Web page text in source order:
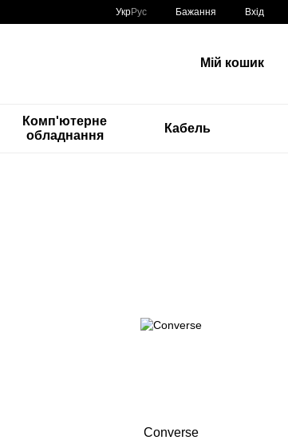
УкрРус Бажання Вхід
Мій кошик
Комп'ютерне
обладнання
Кабель
Converse